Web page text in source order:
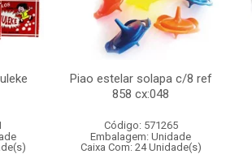
Piao estelar solapa c/8 ref
858 cx:048
Código: 571265
Embalagem: Unidade
Caixa Com: 24 Unidade(s)